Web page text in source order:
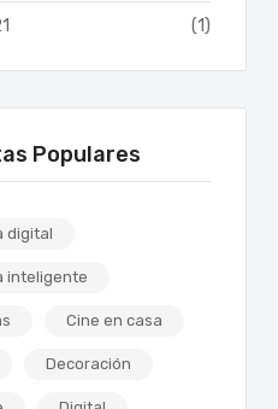
(1)
Populares
digital
inteligente
Cine en casa
Decoración